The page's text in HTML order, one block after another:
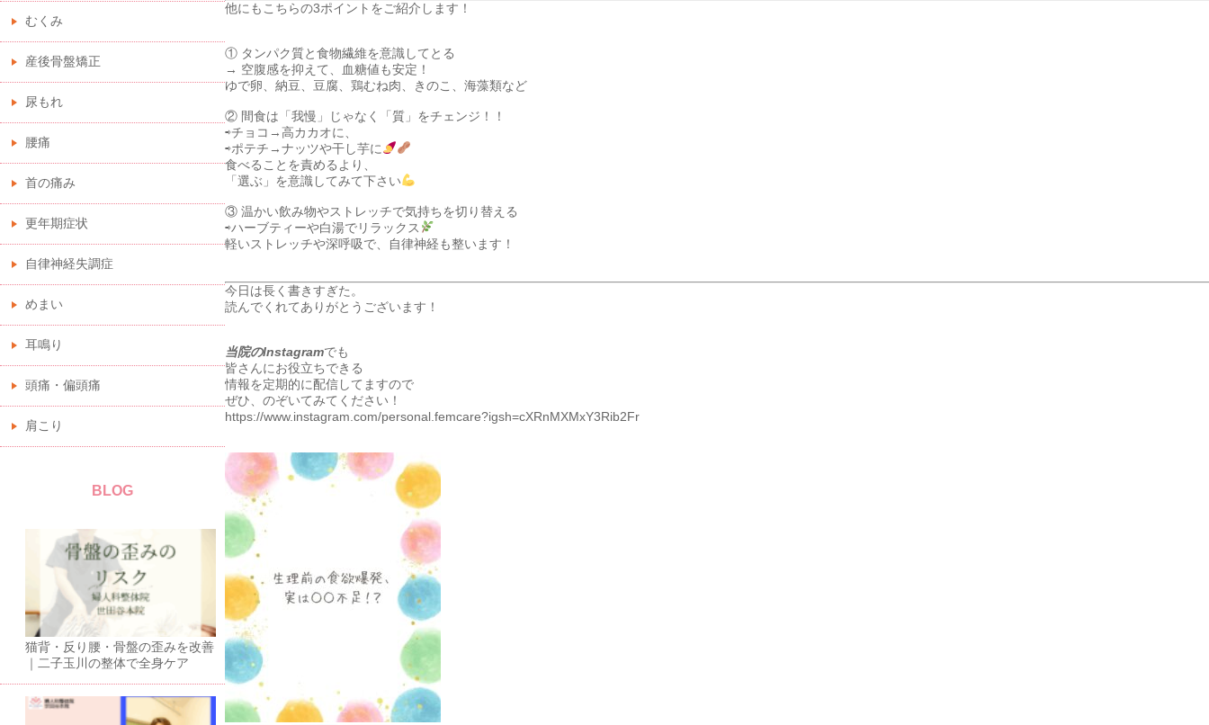
むくみ
産後骨盤矯正
尿もれ
腰痛
首の痛み
更年期症状
自律神経失調症
めまい
耳鳴り
頭痛・偏頭痛
肩こり
BLOG
猫背・反り腰・骨盤の歪みを改善
｜二子玉川の整体で全身ケア
他にもこちらの3ポイントをご紹介します！
① タンパク質と食物繊維を意識してとる
→ 空腹感を抑えて、血糖値も安定！
ゆで卵、納豆、豆腐、鶏むね肉、きのこ、海藻類など
② 間食は「我慢」じゃなく「質」をチェンジ！！
⇨チョコ→高カカオに、
⇨ポテチ→ナッツや干し芋に
食べることを責めるより、
「選ぶ」を意識してみて下さい
③ 温かい飲み物やストレッチで気持ちを切り替える
⇨ハーブティーや白湯でリラックス
軽いストレッチや深呼吸で、自律神経も整います！
今日は長く書きすぎた。
読んでくれてありがとうございます！
当院のInstagramでも
皆さんにお役立ちできる
情報を定期的に配信してますので
ぜひ、のぞいてみてください！
https://www.instagram.com/personal.femcare?igsh=cXRnMXMxY3Rib2Fr